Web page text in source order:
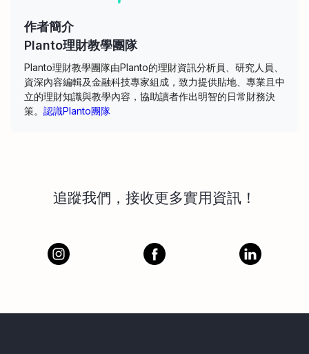
作者簡介
Planto理財教學團隊
Planto理財教學團隊由Planto的理財資訊分析員、研究人員、
資深內容編輯及金融科技專家組成，致力提供貼地、專業且中
立的理財知識與教學內容，協助讀者作出明智的日常財務決
策。 認識Planto團隊
追蹤我們，接收更多實用資訊！